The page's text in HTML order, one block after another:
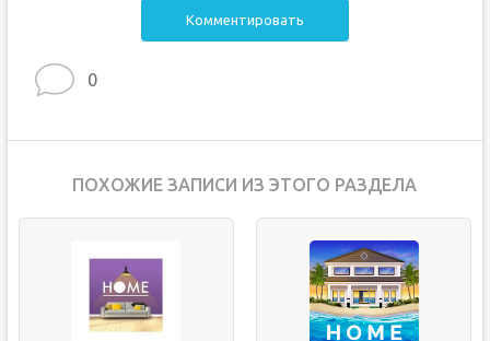
Комментировать
0
ПОХОЖИЕ ЗАПИСИ ИЗ ЭТОГО РАЗДЕЛА